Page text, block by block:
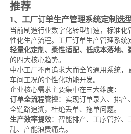
推荐
1、工厂订单生产管理系统定制选
当前制造行业数字化转型加速，标准
性化生产流程。工厂订单生产管理系统
轻量化定制、柔性适配、低成本落地、
的四大核心趋势。
中小工厂不再追求大而全的通用系统，
车间工况的个性化功能开发。
企业核心需求主要集中在三大维度：
订单全流程管控：实现订单录入、排产
全链路追溯，杜绝丢单、拖单问题。
生产效率提效：智能排产、工序管控、
乱、产能浪费痛点。